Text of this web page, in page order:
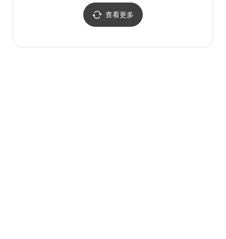
查看更多